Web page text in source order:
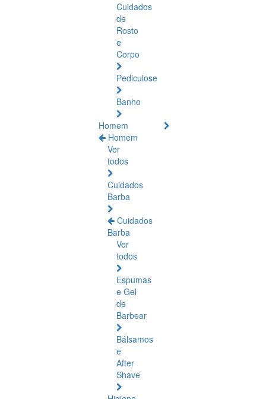
Cuidados
de
Rosto
e
Corpo
Pediculose
Banho
Homem
Homem
Ver
todos
Cuidados
Barba
Cuidados
Barba
Ver
todos
Espumas
e Gel
de
Barbear
Bálsamos
e
After
Shave